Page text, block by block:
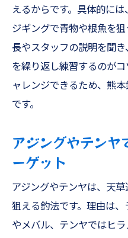
観光と釣りが両
ン
初心者や小さな
タコや太刀魚の
テンヤやジギン
アコウやメバル
初心者でも簡単
ハウ
えるからです。具体的には
ジギングで青物や根魚を
長やスタッフの説明を聞
を繰り返し練習するのが
ャレンジできるため、熊
です。
アジングやテンヤ
ーゲット
アジングやテンヤは、天
狙える釣法です。理由は
やメバル、テンヤではヒ